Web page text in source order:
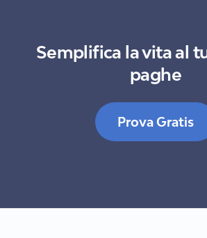
Semplifica la vita al
paghe
Prova Gratis